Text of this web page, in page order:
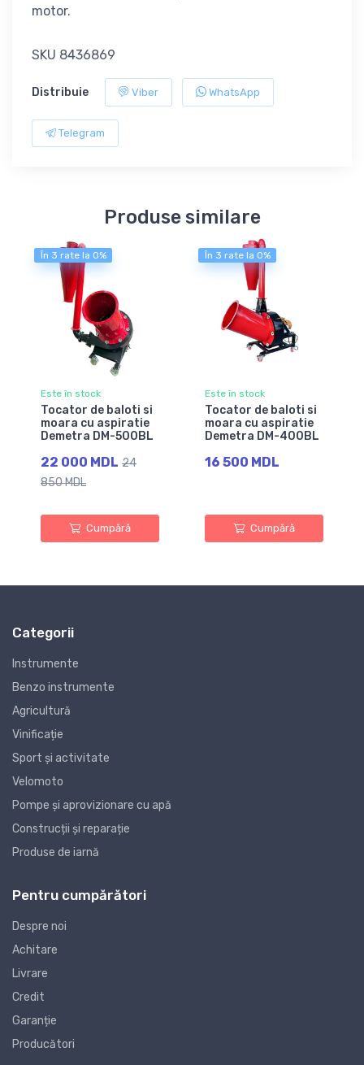
motor.
SKU 8436869
Distribuie Viber WhatsApp
Telegram
Produse similare
În 3 rate la 0%
Este în stock
Tocator de baloti si
moara cu aspiratie
Demetra DM-500BL
22 000 MDL 24
850 MDL
Cumpără
În 3 rate la 0%
Este în stock
Tocator de baloti si
moara cu aspiratie
Demetra DM-400BL
16 500 MDL
Cumpără
Categorii
Instrumente
Benzo instrumente
Agricultură
Vinificație
Sport și activitate
Velomoto
Pompe și aprovizionare cu apă
Construcții și reparație
Produse de iarnă
Pentru cumpărători
Despre noi
Achitare
Livrare
Credit
Garanție
Producători